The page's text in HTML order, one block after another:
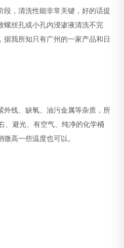
段，清洗性能非常关键，好的话提
螺丝孔或小孔内浸渗液清洗不完
据我所知只有广州的一家产品和日
外线、缺氧、油污金属等杂质，所
、避光、有空气、纯净的化学桶
高一些温度也可以。